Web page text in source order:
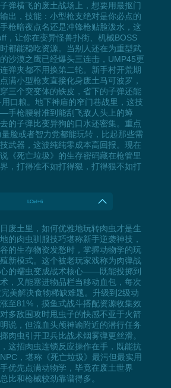
弹横飞的废土战场上，想要用最抠门
出，技能：小型枪支绝对是你必点的
枪暗夜点名还是冲锋枪贴脸泼水，这
，让你在变异怪兽扑街、机械BOSS
都能稳吃资源。当别人还在为重型武
沙漠之鹰已经爆头三连击，UMP45更
弹夹都不用换第二轮。新手村开荒期
满小型枪支直接化身废土马可波罗，
三个突变体的铁皮，省下的子弹还能
口粮。地下神庙的窄门巷战里，这技
手枪腰射准到能刮飞敌人头上的蟑
的子弹比变异狗的口水还密集。重点
脸或者智力党都能玩转，比起那些需
武器，这波纯纯零成本高回报。现在
《死亡垃圾》的生存密码藏在枪管里
，打得准不如打得狠，打得狠不如打
LCtrl+6
废土里，如何优雅地玩转肉虫才是生
的肉虫驯服技巧堪称新手逆袭神技，
的生存物资发愁时，掌握动物学的玩
新模式。这个被老玩家戏称为肉弹战
的蠕虫变成战术核心——既能投掷到
，又能塞进物品栏当移动血包，每次
美解决食物稀缺难题。升级到2级动
至81%，摸鱼式战斗搭配资源收集效
多敌围攻时甩虫子的快感不亚于火箭
说，但流血头颅神谕附近的潜行任务
肉虫引开卫兵比战术烟雾弹更丝滑。
这招肉虫连锁反应操作在手，既能抗
，堪称《死亡垃圾》最污但最实用
优先点满动物学，毕竟在废土世界
比和枪械较劲靠谱得多。